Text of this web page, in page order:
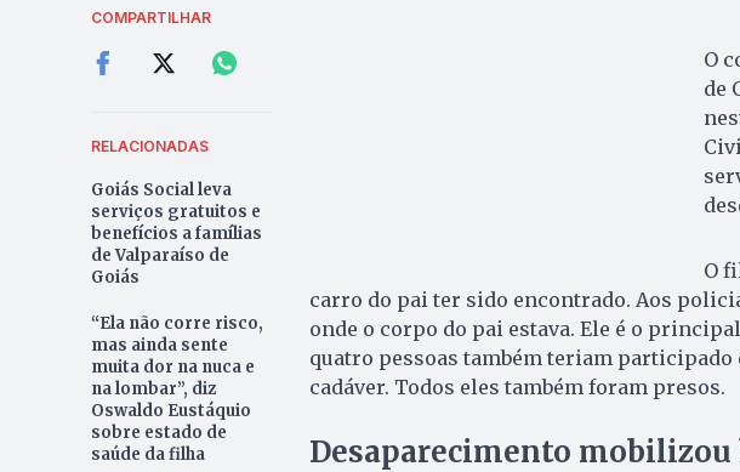
COMPARTILHAR
RELACIONADAS
Goiás Social leva
serviços gratuitos e
benefícios a famílias
de Valparaíso de
Goiás
“Ela não corre risco,
mas ainda sente
muita dor na nuca e
na lombar”, diz
Oswaldo Eustáquio
sobre estado de
saúde da filha
O
de
O
carro do pai ter sido encontrado. Aos
onde o corpo do pai estava. Ele é o
quatro pessoas também teriam participado
cadáver. Todos eles também foram presos.
Desaparecimento mobilizou